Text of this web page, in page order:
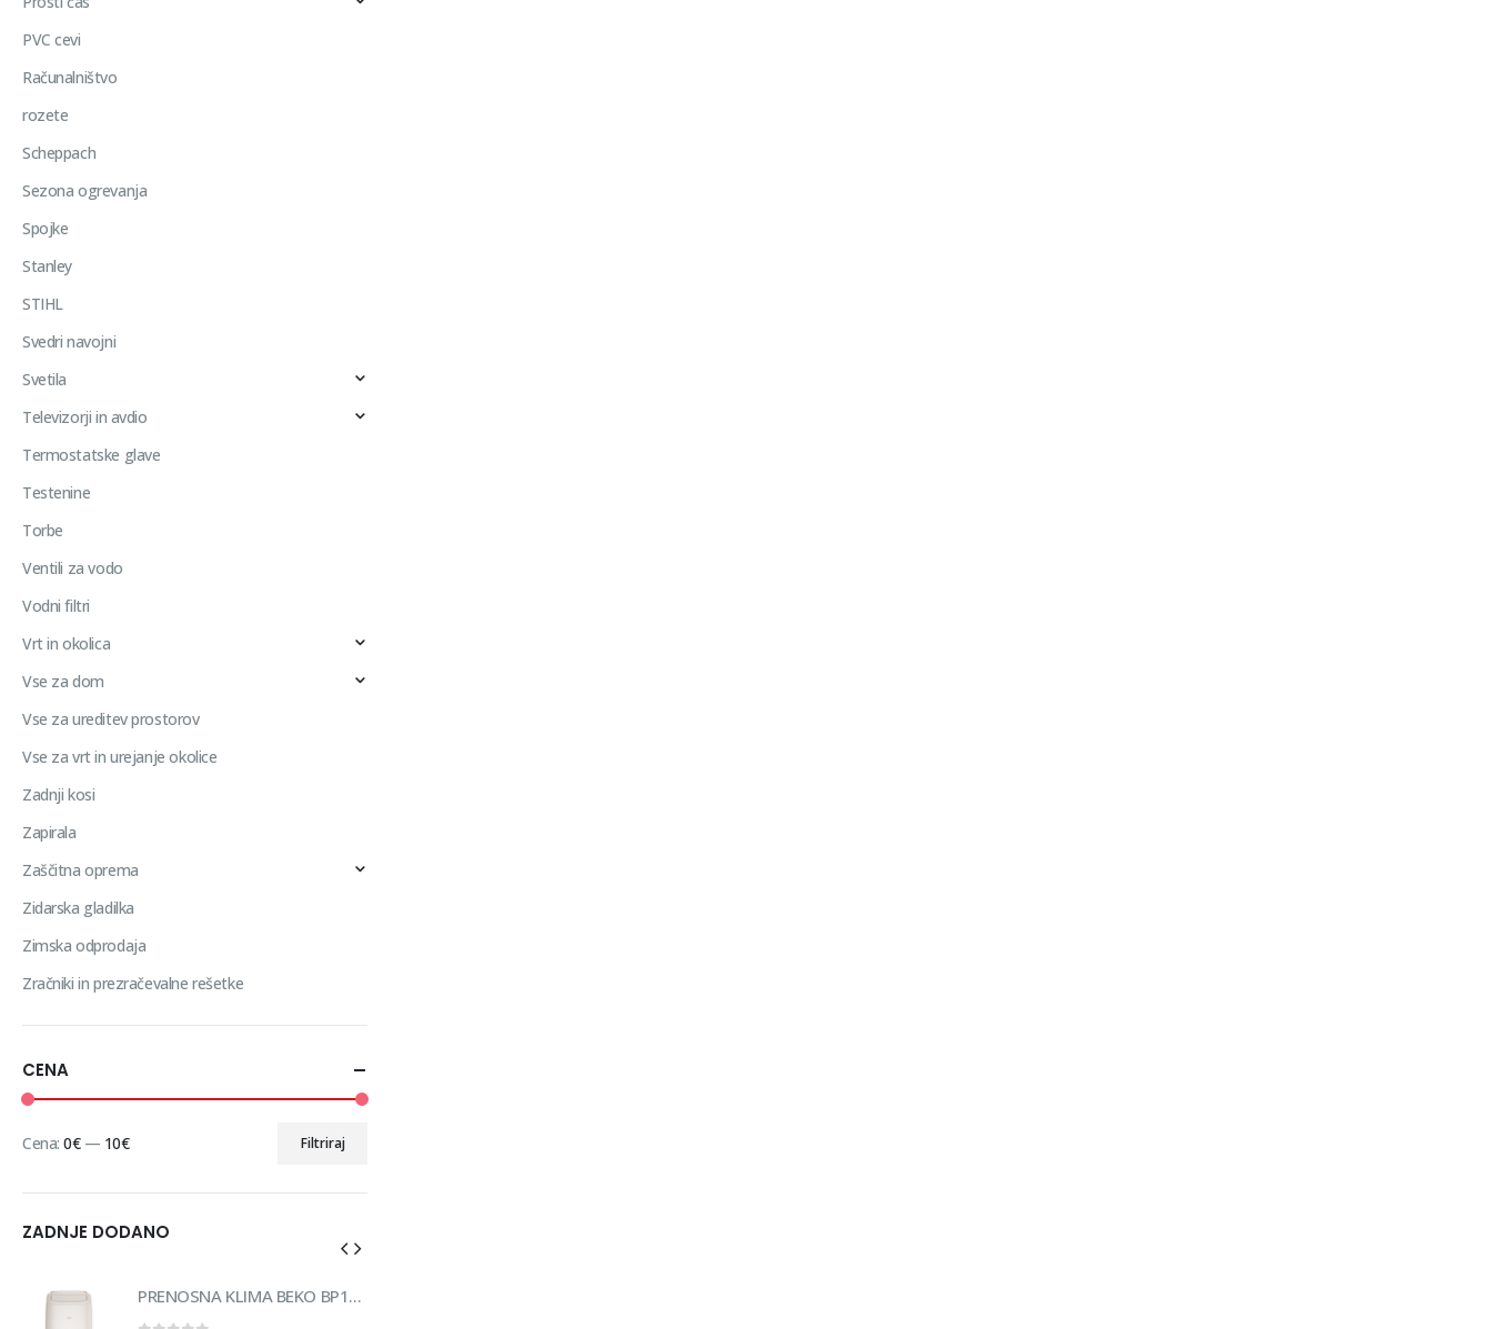
PVC cevi
Računalništvo
rozete
Scheppach
Sezona ogrevanja
Spojke
Stanley
STIHL
Svedri navojni
Svetila
Televizorji in avdio
Termostatske glave
Testenine
Torbe
Ventili za vodo
Vodni filtri
Vrt in okolica
Vse za dom
Vse za ureditev prostorov
Vse za vrt in urejanje okolice
Zadnji kosi
Zapirala
Zaščitna oprema
Zidarska gladilka
Zimska odprodaja
Zračniki in prezračevalne rešetke
CENA
Filtriraj
Cena:0€— 10€
ZADNJE DODANO
PRENOSNA KLIMA BEKO BP1125H